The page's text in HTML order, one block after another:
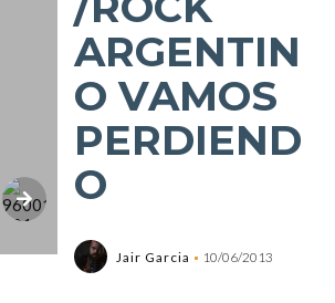
ARGENTIN
O VAMOS
PERDIEND
Jair Garcia 10/06/2013